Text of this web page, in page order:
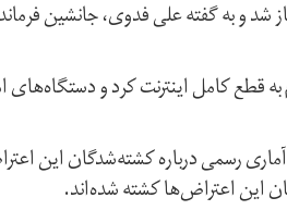
قطع کامل اینترنت کرد و دستگاه‌های
رسمی درباره کشته‌شدگان این